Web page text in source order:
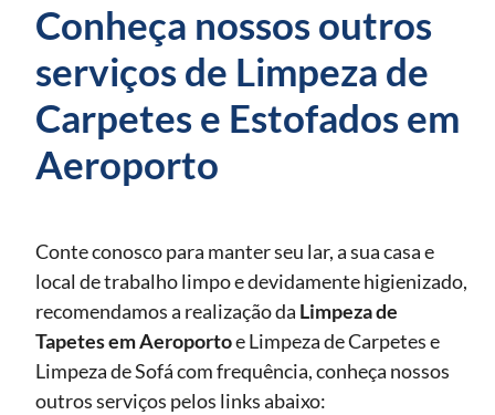
Conheça nossos outros
serviços de Limpeza de
Carpetes e Estofados em
Aeroporto
Conte conosco para manter seu lar, a sua casa e
local de trabalho limpo e devidamente higienizado,
recomendamos a realização da Limpeza de
Tapetesem Aeroportoe Limpeza de Carpetes e
Limpeza de Sofá com frequência, conheça nossos
outros serviços pelos links abaixo: